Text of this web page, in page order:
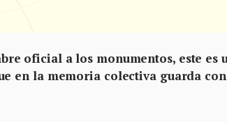
oficial a los monumentos, este es
en la memoria colectiva guarda con